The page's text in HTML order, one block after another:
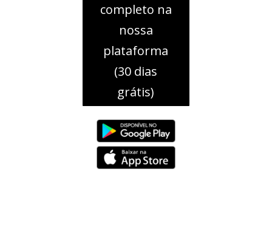
completo na
nossa
plataforma
(30 dias
grátis)